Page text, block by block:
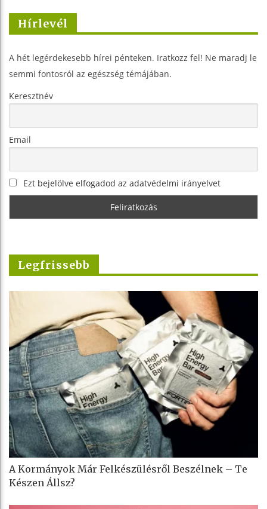
Hírlevél
A hét legérdekesebb hírei pénteken. Iratkozz fel! Ne maradj le
semmi fontosról az egészség témájában.
Keresztnév
Email
Ezt bejelölve elfogadod az adatvédelmi irányelvet
Legfrissebb
A Kormányok Már Felkészülésről Beszélnek – Te
Készen Állsz?